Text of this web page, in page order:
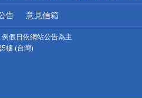
告 意見信箱
假日依網站公告為主
樓 (台灣)